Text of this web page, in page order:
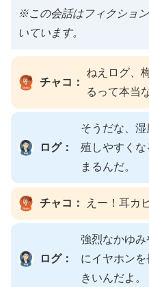
※この会話はフィクショ
いています。
チャコ：
ねえログ、
るって本当
ログ：
そうだな、
殖しやすく
まるんだ。
チャコ： えー！耳カ
ログ：
強烈なかゆ
にイヤホン
きいんだよ。